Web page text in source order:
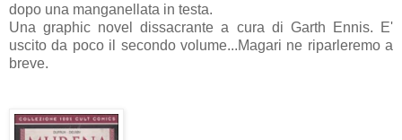
dopo una manganellata in testa.
Una graphic novel dissacrante a cura di Garth Ennis. E'
uscito da poco il secondo volume...Magari ne riparleremo a
breve.